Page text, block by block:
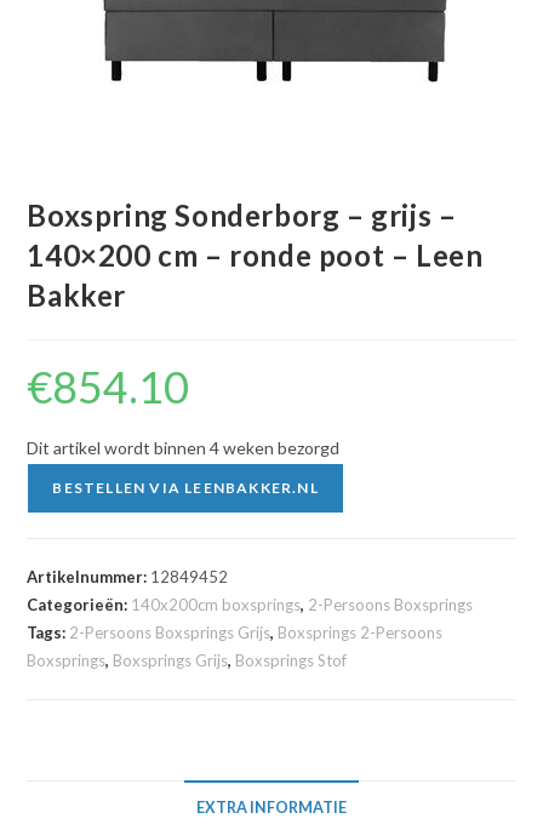
Boxspring Sonderborg – grijs –
140×200 cm – ronde poot – Leen
Bakker
€854.10
Dit artikel wordt binnen 4 weken bezorgd
BESTELLEN VIA LEENBAKKER.NL
Artikelnummer: 12849452
Categorieën: 140x200cm boxsprings, 2-Persoons Boxsprings
Tags: 2-Persoons Boxsprings Grijs, Boxsprings 2-Persoons
Boxsprings, Boxsprings Grijs, Boxsprings Stof
EXTRA INFORMATIE